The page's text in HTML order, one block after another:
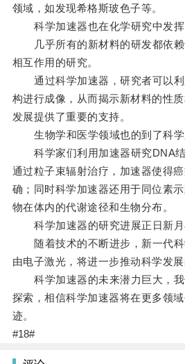
领域，如发现希格斯玻色子等。
科学加速器也在化学研究中发挥
几乎所有的新材料的研发都依赖
相互作用的研究。
通过科学加速器，研究者可以利
构进行成像，从而揭示新材料的性
发展提供了重要的支持。
生物学和医学领域也的到了科学
科学家们利用加速器研究DNA结
通过粒子束辐射治疗，加速器使得
确；同时科学加速器还用于同位素
物在体内的代谢途径和生物分布。
科学加速器的研究进展正日新月
随着技术的不断进步，新一代科
由电子激光，将进一步推动科学发展
科学加速器的未来潜力巨大，我
探索，相信科学加速器将在更多领
迹。
#18#